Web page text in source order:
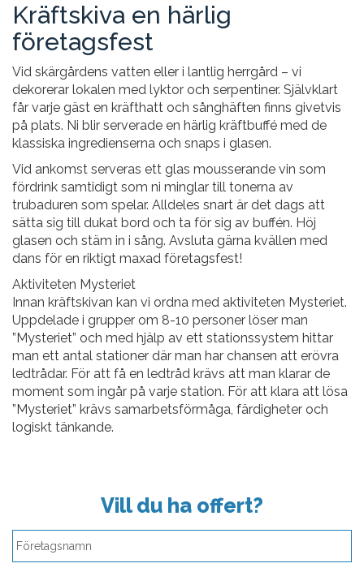
Kräftskiva en härlig
företagsfest
Vid skärgårdens vatten eller i lantlig herrgård – vi
dekorerar lokalen med lyktor och serpentiner. Självklart
får varje gäst en kräfthatt och sånghäften finns givetvis
på plats. Ni blir serverade en härlig kräftbuffé med de
klassiska ingredienserna och snaps i glasen.
Vid ankomst serveras ett glas mousserande vin som
fördrink samtidigt som ni minglar till tonerna av
trubaduren som spelar. Alldeles snart är det dags att
sätta sig till dukat bord och ta för sig av buffén. Höj
glasen och stäm in i sång. Avsluta gärna kvällen med
dans för en riktigt maxad företagsfest!
Aktiviteten Mysteriet
Innan kräftskivan kan vi ordna med aktiviteten Mysteriet.
Uppdelade i grupper om 8-10 personer löser man
”Mysteriet” och med hjälp av ett stationssystem hittar
man ett antal stationer där man har chansen att erövra
ledtrådar. För att få en ledtråd krävs att man klarar de
moment som ingår på varje station. För att klara att lösa
”Mysteriet” krävs samarbetsförmåga, färdigheter och
logiskt tänkande.
Vill du ha offert?